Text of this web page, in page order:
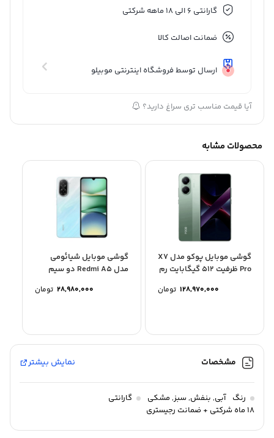
گارانتی 6 الی 18 ماهه شرکتی
ضمانت اصالت کالا
ارسال توسط فروشگاه اینترنتی موبیلو
آیا قیمت مناسب تری سراغ دارید؟
محصولات مشابه
گوشی موبایل پوکو مدل X7
Pro ظرفیت 512 گیگابایت رم
128,970,000 تومان
گوشی موبایل شیائومی
مدل Redmi A5 دو سیم
28,980,000 تومان
مشخصات نمایش بیشتر
رنگ آبی, بنفش, سبز, مشکی
گارانتی
18 ماه شرکتی + ضمانت رجیستری